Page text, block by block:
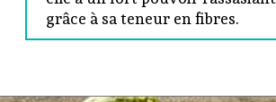
grâce à sa teneur en fibres.